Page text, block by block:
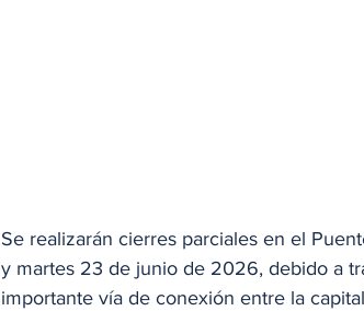
Se realizarán cierres parciales en el
y martes 23 de junio de 2026, debido a
importante vía de conexión entre la